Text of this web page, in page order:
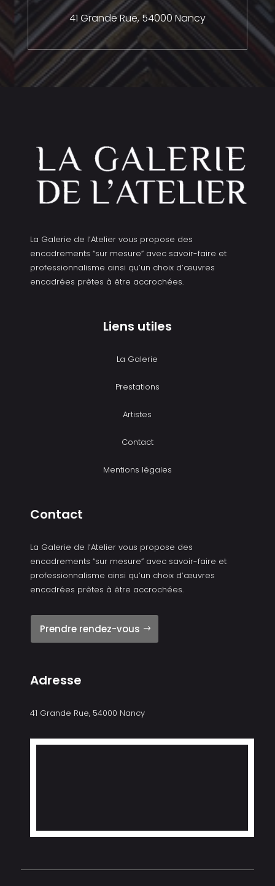
41 Grande Rue,54000 Nancy
La Galerie de l’Atelier vous propose des
encadrements “sur mesure” avec savoir-faire et
professionnalisme ainsi qu’un choix d’œuvres
encadrées prêtes à être accrochées.
Liens utiles
La Galerie
Prestations
Artistes
Contact
Mentions légales
Contact
La Galerie de l’Atelier vous propose des
encadrements “sur mesure” avec savoir-faire et
professionnalisme ainsi qu’un choix d’œuvres
encadrées prêtes à être accrochées.
Prendre rendez-vous
Adresse
41 Grande Rue, 54000 Nancy